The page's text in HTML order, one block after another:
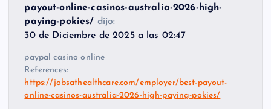
payout-online-casinos-australia-2026-high-
paying-pokies/ dijo:
30 de Diciembre de 2025 a las 02:47
paypal casino online
References:
https://jobsathealthcare.com/employer/best-payout-
online-casinos-australia-2026-high-paying-pokies/